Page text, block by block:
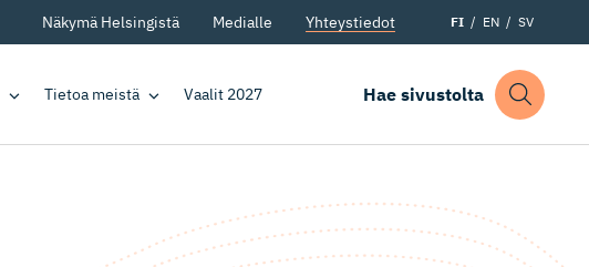
Näkymä Helsingistä Medialle Yhteystiedot FI EN SV
Tietoa meistä Vaalit 2027 Hae sivustolta